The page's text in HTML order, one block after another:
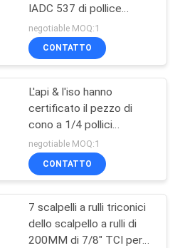
di PDC
IADC 537 di pollice
triconico dei pezzi 8 1/2
con alta resistenza alla
compressione
negotiable MOQ:1
CONTATTO
L'api & l'iso hanno
certificato il pezzo di
cono a 1/4 pollici
scalpello a rulli del rullo
del bottone di tre coni 12
di TCI
negotiable MOQ:1
CONTATTO
7 scalpelli a rulli triconici
dello scalpello a rulli di
200MM di 7/8" TCI per